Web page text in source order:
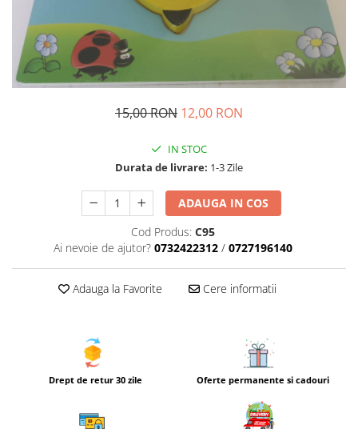
15,00 RON 12,00 RON
IN STOC
Durata de livrare: 1-3 Zile
ADAUGA IN COS
Cod Produs: C95
Ai nevoie de ajutor? 0732422312 / 0727196140
Adauga la Favorite Cere informatii
Drept de retur 30 zile Oferte permanente si cadouri